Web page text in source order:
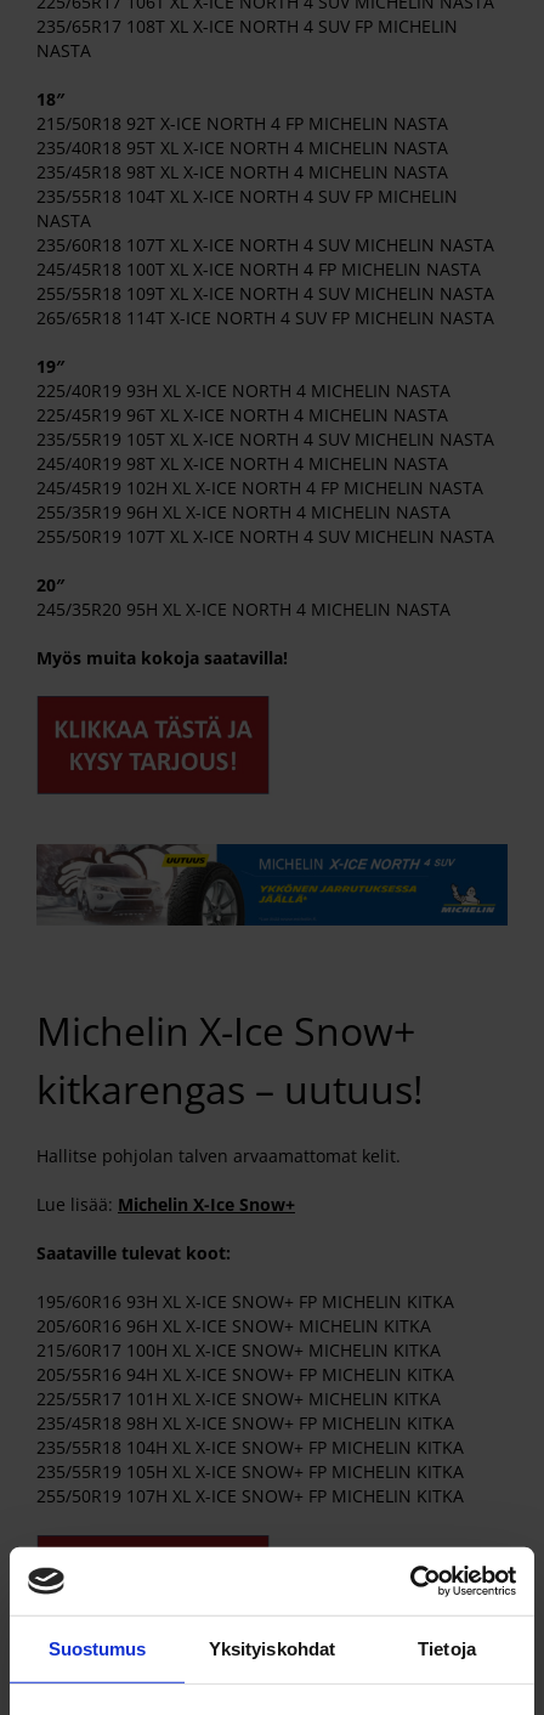
Suostumus Yksityiskohdat Tietoja
235/65R17 108T XL X-ICE NORTH 4 SUV FP MICHELIN
NASTA
18″
215/50R18 92T X-ICE NORTH 4 FP MICHELIN NASTA
235/40R18 95T XL X-ICE NORTH 4 MICHELIN NASTA
235/45R18 98T XL X-ICE NORTH 4 MICHELIN NASTA
235/55R18 104T XL X-ICE NORTH 4 SUV FP MICHELIN
NASTA
235/60R18 107T XL X-ICE NORTH 4 SUV MICHELIN NASTA
245/45R18 100T XL X-ICE NORTH 4 FP MICHELIN NASTA
255/55R18 109T XL X-ICE NORTH 4 SUV MICHELIN NASTA
265/65R18 114T X-ICE NORTH 4 SUV FP MICHELIN NASTA
19″
225/40R19 93H XL X-ICE NORTH 4 MICHELIN NASTA
225/45R19 96T XL X-ICE NORTH 4 MICHELIN NASTA
235/55R19 105T XL X-ICE NORTH 4 SUV MICHELIN NASTA
245/40R19 98T XL X-ICE NORTH 4 MICHELIN NASTA
245/45R19 102H XL X-ICE NORTH 4 FP MICHELIN NASTA
255/35R19 96H XL X-ICE NORTH 4 MICHELIN NASTA
255/50R19 107T XL X-ICE NORTH 4 SUV MICHELIN NASTA
20″
245/35R20 95H XL X-ICE NORTH 4 MICHELIN NASTA
Myös muita kokoja saatavilla!
Michelin X-Ice Snow+
kitkarengas – uutuus!
Hallitse pohjolan talven arvaamattomat kelit.
Lue lisää: Michelin X-Ice Snow+
Saataville tulevat koot:
195/60R16 93H XL X-ICE SNOW+ FP MICHELIN KITKA
205/60R16 96H XL X-ICE SNOW+ MICHELIN KITKA
215/60R17 100H XL X-ICE SNOW+ MICHELIN KITKA
205/55R16 94H XL X-ICE SNOW+ FP MICHELIN KITKA
225/55R17 101H XL X-ICE SNOW+ MICHELIN KITKA
235/45R18 98H XL X-ICE SNOW+ FP MICHELIN KITKA
235/55R18 104H XL X-ICE SNOW+ FP MICHELIN KITKA
235/55R19 105H XL X-ICE SNOW+ FP MICHELIN KITKA
255/50R19 107H XL X-ICE SNOW+ FP MICHELIN KITKA